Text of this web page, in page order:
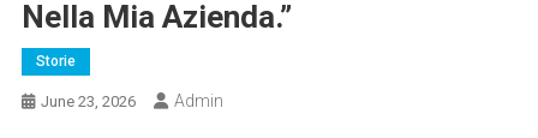
Nella Mia Azienda.”
Storie
June 23, 2026 Admin